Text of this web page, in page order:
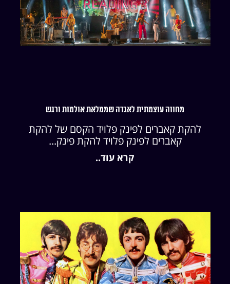
מחווה עוצמתית לאגדה שממלאת אולמות ורגש
להקת קאברים לפינק פלויד הקסם של להקת
קאברים לפינק פלויד להקת פינק...
קרא עוד..